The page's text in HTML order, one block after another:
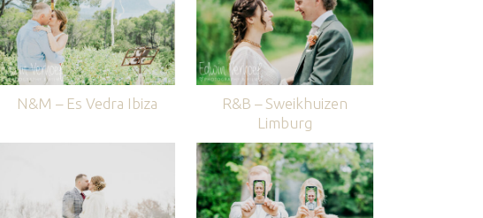
N&M – Es Vedra Ibiza
R&B – Sweikhuizen
Limburg